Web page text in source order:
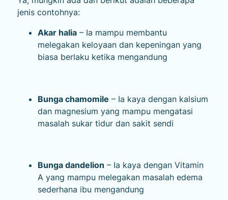
jenis contohnya:
Akar halia– Ia mampu membantu
melegakan keloyaan dan kepeningan yang
biasa berlaku ketika mengandung
Bunga chamomile – Ia kaya dengan kalsium
dan magnesium yang mampu mengatasi
masalah sukar tidur dan sakit sendi
Bunga dandelion – Ia kaya dengan Vitamin
A yang mampu melegakan masalah edema
sederhana ibu mengandung